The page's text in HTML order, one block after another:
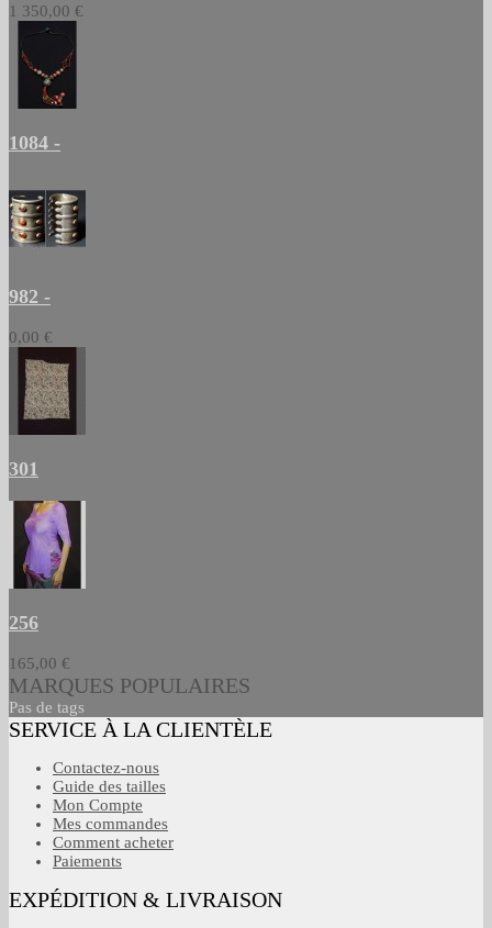
1 350,00 €
1084 -
982 -
0,00 €
301
256
165,00 €
MARQUES POPULAIRES
Pas de tags
SERVICE À LA CLIENTÈLE
Contactez-nous
Guide des tailles
Mon Compte
Mes commandes
Comment acheter
Paiements
EXPÉDITION & LIVRAISON